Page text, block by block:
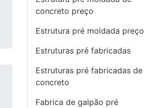
concreto preço
Estrutura pré moldada preço
Estruturas pré fabricadas
Estruturas pré fabricadas de
concreto
Fabrica de galpão pré